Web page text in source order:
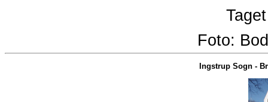
Foto:
Ingstrup Sogn -